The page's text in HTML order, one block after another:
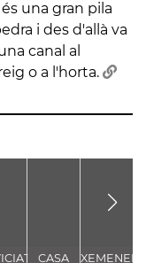
o a l'horta.
CASA
XEMENEIA